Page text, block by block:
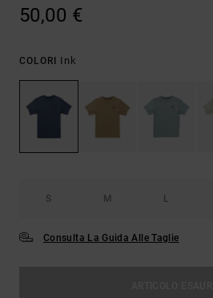
50,00 €
COLORI Ink
S M L
Consulta La Guida Alle Taglie